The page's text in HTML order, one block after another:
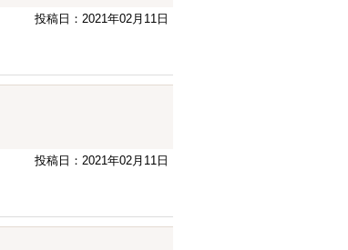
投稿日：2021年02月11日
投稿日：2021年02月11日